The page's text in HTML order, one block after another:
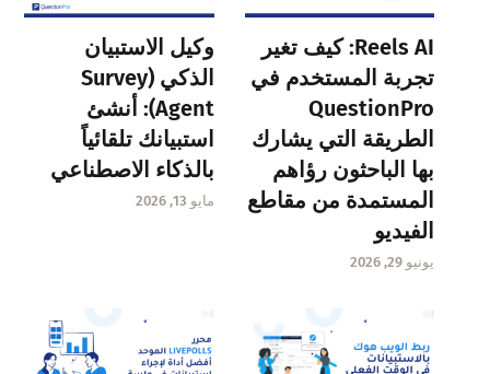
Reels AI: كيف تغير
تجربة المستخدم في
QuestionPro
الطريقة التي يشارك
بها الباحثون رؤاهم
المستمدة من مقاطع
الفيديو
يونيو 29, 2026
وكيل الاستبيان
الذكي (Survey
Agent): أنشئ
استبيانك تلقائياً
بالذكاء الاصطناعي
مايو 13, 2026